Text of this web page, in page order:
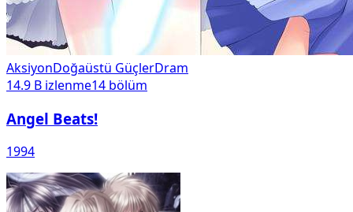
AksiyonDoğaüstü GüçlerDram
14.9 B izlenme14 bölüm
Angel Beats!
1994